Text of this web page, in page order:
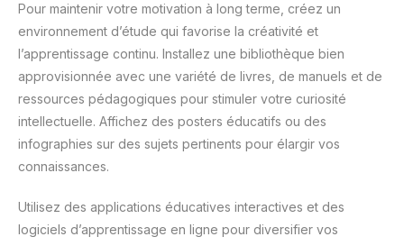
Pour maintenir votre motivation à long terme, créez un
environnement d’étude qui favorise la créativité et
l’apprentissage continu. Installez une bibliothèque bien
approvisionnée avec une variété de livres, de manuels et de
ressources pédagogiques pour stimuler votre curiosité
intellectuelle. Affichez des posters éducatifs ou des
infographies sur des sujets pertinents pour élargir vos
connaissances.
Utilisez des applications éducatives interactives et des
logiciels d’apprentissage en ligne pour diversifier vos